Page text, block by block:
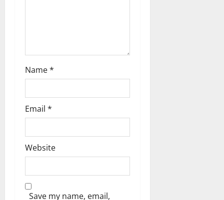
Name*
Email *
Website
Save my name, email,